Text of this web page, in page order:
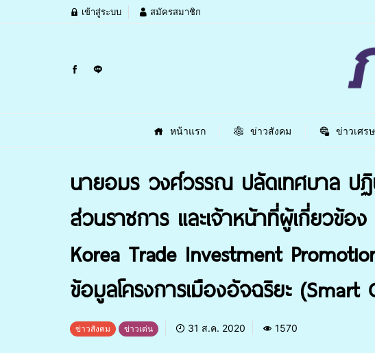
เข้าสู่ระบบ สมัครสมาชิก
หน้าแรก ข่าวสังคม ข่าวเศร
นายอมร วงศ์วรรณ ปลัดเทศบาล ป
ส่วนราชการ และเจ้าหน้าที่ผู้เกี่ยวข้
Korea Trade Investment
ข้อมูลโครงการเมืองอัจฉริยะ
ข่าวสังคม ข่าวเด่น 31 ส.ค. 2020 1570